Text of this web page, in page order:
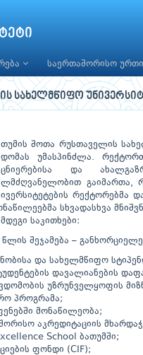
საერთაშორისო
სახელმწიფო
შოთა რუსთაველის
უმასპინძლა.
და
გაიმართა,
რექტორებმა
სხვადასხვა
საკითხები:
შეჯამება –
და სახელმწიფო
დავალიანების
უზრუნველყოფის
პროგრამა;
მონაწილეობა;
აკრედიტაციის
School ბათუმში;
ფონდი (CIF);